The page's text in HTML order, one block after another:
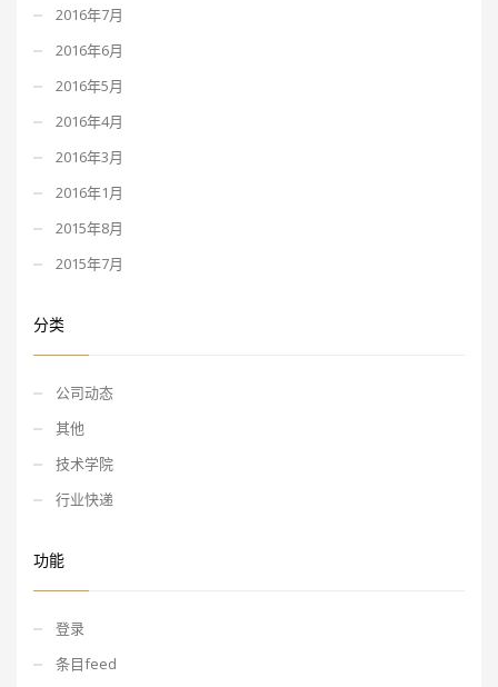
2016年7月
2016年6月
2016年5月
2016年4月
2016年3月
2016年1月
2015年8月
2015年7月
分类
公司动态
其他
技术学院
行业快递
功能
登录
条目feed